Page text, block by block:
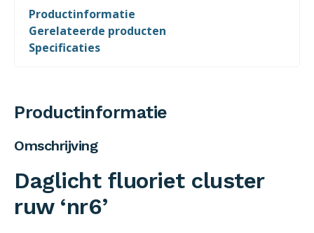
Productinformatie
Gerelateerde producten
Specificaties
Productinformatie
Omschrijving
Daglicht fluoriet cluster
ruw ‘nr6’